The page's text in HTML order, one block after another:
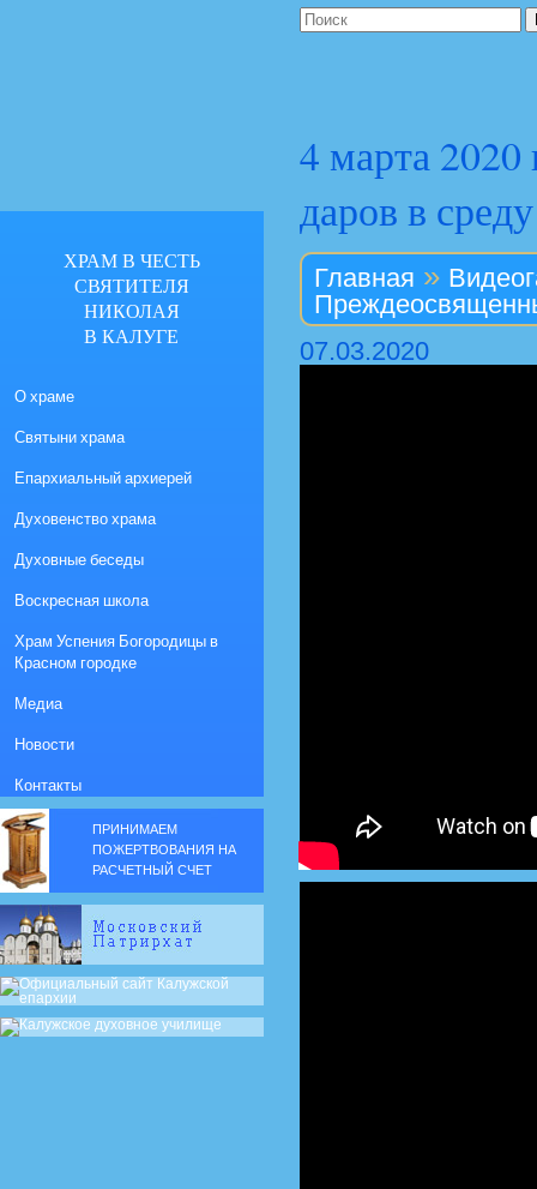
4 марта
даров в
Главная »
07.03.2020
ХРАМ В ЧЕСТЬ
СВЯТИТЕЛЯ
НИКОЛАЯ
В КАЛУГЕ
О храме
Святыни храма
Епархиальный архиерей
Духовенство храма
Духовные беседы
Воскресная школа
Храм Успения Богородицы в
Красном городке
Медиа
Новости
Контакты
ПРИНИМАЕМ
ПОЖЕРТВОВАНИЯ НА
РАСЧЕТНЫЙ СЧЕТ